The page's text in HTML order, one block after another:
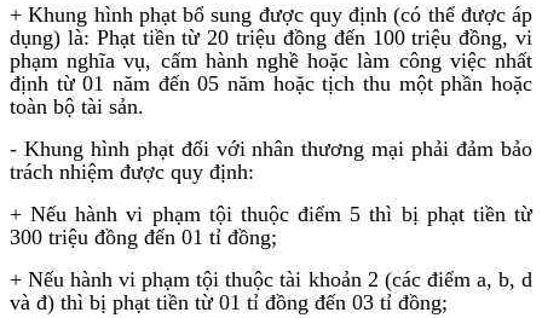
+ Khung hình phạt bổ sung được quy định (có thể được áp
dụng) là: Phạt tiền từ 20 triệu đồng đến 100 triệu đồng, vi
phạm nghĩa vụ, cấm hành nghề hoặc làm công việc nhất
định từ 01 năm đến 05 năm hoặc tịch thu một phần hoặc
toàn bộ tài sản.
- Khung hình phạt đối với nhân thương mại phải đảm bảo
trách nhiệm được quy định:
+ Nếu hành vi phạm tội thuộc điểm 5 thì bị phạt tiền từ
300 triệu đồng đến 01 tỉ đồng;
+ Nếu hành vi phạm tội thuộc tài khoản 2 (các điểm a, b, d
và đ) thì bị phạt tiền từ 01 tỉ đồng đến 03 tỉ đồng;